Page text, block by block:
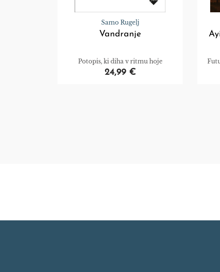
Samo Rugelj
Vandranje
Potopis, ki diha v ritmu hoje
24,99 €